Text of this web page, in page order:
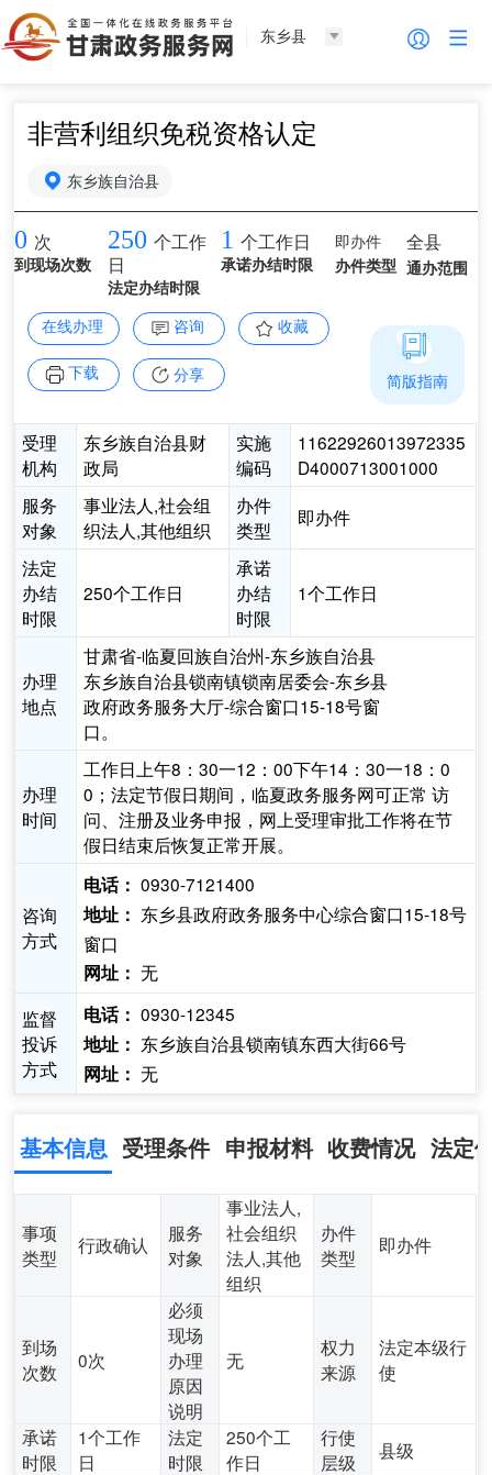
东乡县
非营利组织免税资格认定
东乡族自治县
0 次
到现场次数
250 个工作
日
法定办结时限
1 个工作日
承诺办结时限
即办件
办件类型
全县
通办范围
在线办理 咨询 收藏
下载 分享
受理
机构
东乡族自治县财
政局
实施
编码
11622926013972335
D4000713001000
服务
对象
事业法人,社会组
织法人,其他组织
办件
类型
即办件
法定
办结
时限
250个工作日
承诺
办结
时限
1个工作日
办理
地点
甘肃省-临夏回族自治州-东乡族自治县
东乡族自治县锁南镇锁南居委会-东乡县
政府政务服务大厅-综合窗口15-18号窗
口。
办理
时间
工作日上午8：30一12：00下午14：30一18：0
0；法定节假日期间，临夏政务服务网可正常 访
问、注册及业务申报，网上受理审批工作将在节
假日结束后恢复正常开展。
咨询
方式
电话： 0930-7121400
地址： 东乡县政府政务服务中心综合窗口15-18号
窗口
网址： 无
监督
投诉
方式
电话： 0930-12345
地址： 东乡族自治县锁南镇东西大街66号
网址： 无
简版指南
基本信息 受理条件 申报材料 收费情况 法定
事项
类型
行政确认
服务
对象
事业法人,
社会组织
法人,其他
组织
办件
类型
即办件
到场
次数
0次
必须
现场
办理
原因
说明
无
权力
来源
法定本级行
使
承诺
时限
1个工作
日
法定
时限
250个工
作日
行使
层级
县级